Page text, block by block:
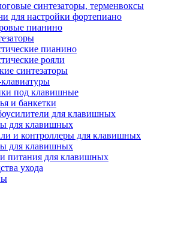
синтезаторы, терменвоксы
для настройки фортепиано
пианино
пианино
рояли
синтезаторы
под клавишные
и банкетки
для клавишных
для клавишных
и контроллеры для клавишных
для клавишных
питания для клавишных
ухода